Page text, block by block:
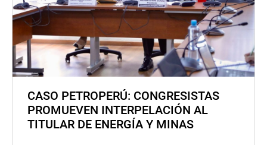
CASO PETROPERÚ: CONGRESISTAS
PROMUEVEN INTERPELACIÓN AL
TITULAR DE ENERGÍA Y MINAS